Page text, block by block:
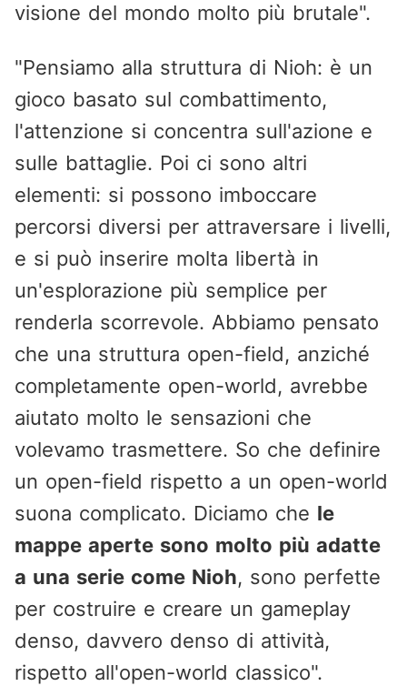
visione del mondo molto più brutale".
"Pensiamo alla struttura di Nioh: è un
gioco basato sul combattimento,
l'attenzione si concentra sull'azione e
sulle battaglie. Poi ci sono altri
elementi: si possono imboccare
percorsi diversi per attraversare i livelli,
e si può inserire molta libertà in
un'esplorazione più semplice per
renderla scorrevole. Abbiamo pensato
che una struttura open-field, anziché
completamente open-world, avrebbe
aiutato molto le sensazioni che
volevamo trasmettere. So che definire
un open-field rispetto a un open-world
suona complicato. Diciamo che le
mappe aperte sono molto più adatte
a una serie come Nioh, sono perfette
per costruire e creare un gameplay
denso, davvero denso di attività,
rispetto all'open-world classico".